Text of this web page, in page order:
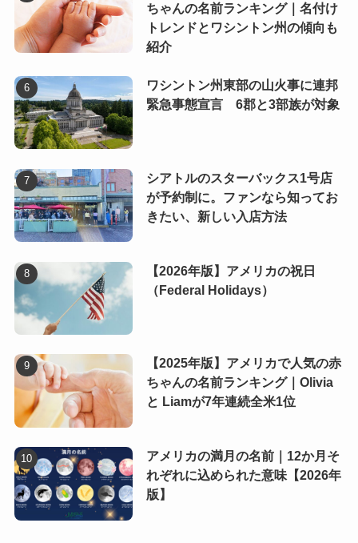
ちゃんの名前ランキング｜名付け
トレンドとワシントン州の傾向も
紹介
ワシントン州東部の山火事に連邦
緊急事態宣言 6郡と3部族が対象
シアトルのスターバックス1号店
が予約制に。ファンなら知ってお
きたい、新しい入店方法
【2026年版】アメリカの祝日
（Federal Holidays）
【2025年版】アメリカで人気の赤
ちゃんの名前ランキング｜Olivia
と Liamが7年連続全米1位
アメリカの満月の名前｜12か月そ
れぞれに込められた意味【2026年
版】